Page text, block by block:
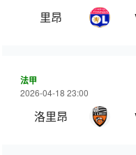
里昂
法甲
2026-04-18 23:00
洛里昂